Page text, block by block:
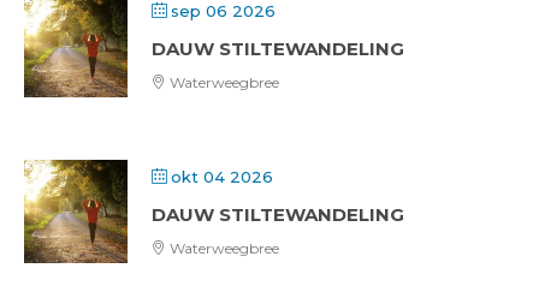
sep 06 2026
DAUW STILTEWANDELING
Waterweegbree
okt 04 2026
DAUW STILTEWANDELING
Waterweegbree